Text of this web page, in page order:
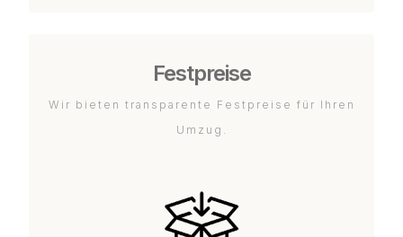
Festpreise
Wir bieten transparente Festpreise für Ihren
Umzug.